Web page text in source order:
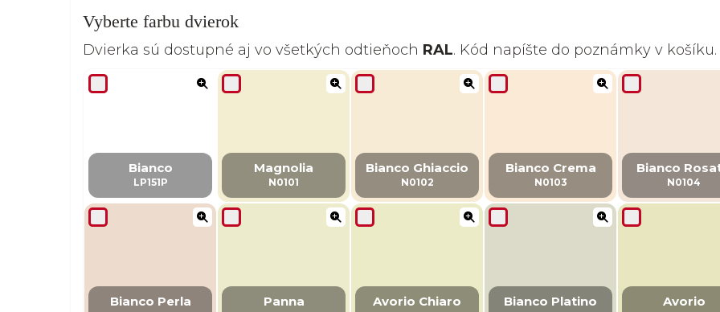
Vyberte farbu dvierok
Dvierka sú dostupné aj vo všetkých odtieňoch RAL. Kód napíšte do poznámky v košíku.
Bianco
LP151P
Magnolia
N0101
Bianco Ghiaccio
N0102
Bianco Crema
N0103
Bianco
N0104
Bianco Perla Panna Avorio Chiaro Bianco Platino Avorio